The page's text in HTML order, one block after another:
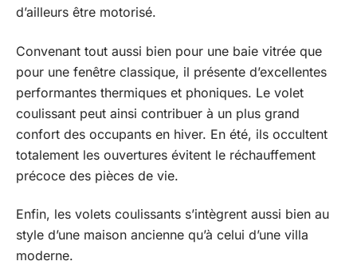
d’ailleurs être motorisé.
Convenant tout aussi bien pour une baie vitrée que
pour une fenêtre classique, il présente d’excellentes
performantes thermiques et phoniques. Le volet
coulissant peut ainsi contribuer à un plus grand
confort des occupants en hiver. En été, ils occultent
totalement les ouvertures évitent le réchauffement
précoce des pièces de vie.
Enfin, les volets coulissants s’intègrent aussi bien au
style d’une maison ancienne qu’à celui d’une villa
moderne.